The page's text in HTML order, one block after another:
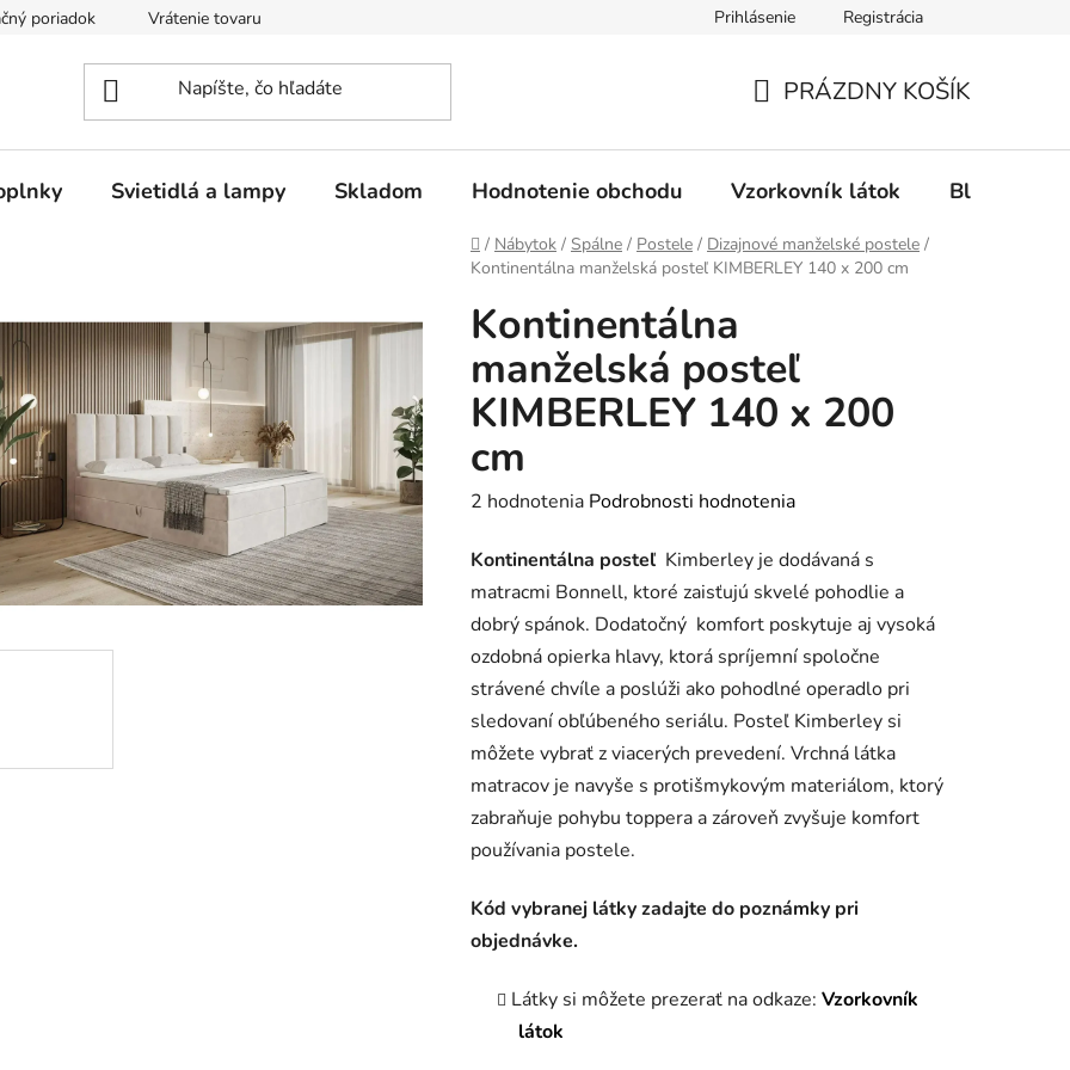
poriadok Vrátenie tovaru Ochrana osobných údajov Spôsob platby
Prihlásenie Registrácia
KOŠÍK
PRÁZDNY KOŠÍK
Svietidlá a lampy Skladom Hodnotenie obchodu Vzorkovník látok Blog
Domov
/ Nábytok / Spálne / Postele / Dizajnové manželské postele /
Kontinentálna manželská posteľ KIMBERLEY 140 x 200 cm
Kontinentálna
manželská posteľ
KIMBERLEY 140 x 200
cm
Priemerné
produktu
je
4,5
z
5
hviezdičiek.
2 hodnotenia Podrobnosti hodnotenia
Kontinentálna posteľ Kimberley je dodávaná s
matracmi Bonnell, ktoré zaisťujú skvelé pohodlie a
dobrý spánok. Dodatočný komfort poskytuje aj vysoká
ozdobná opierka hlavy, ktorá spríjemní spoločne
strávené chvíle a poslúži ako pohodlné operadlo pri
sledovaní obľúbeného seriálu. Posteľ Kimberley si
môžete vybrať z viacerých prevedení. Vrchná látka
matracov je navyše s protišmykovým materiálom, ktorý
zabraňuje pohybu toppera a zároveň zvyšuje komfort
používania postele.
Kód vybranej látky zadajte do poznámky pri
objednávke.
Látky si môžete prezerať na odkaze: Vzorkovník
látok